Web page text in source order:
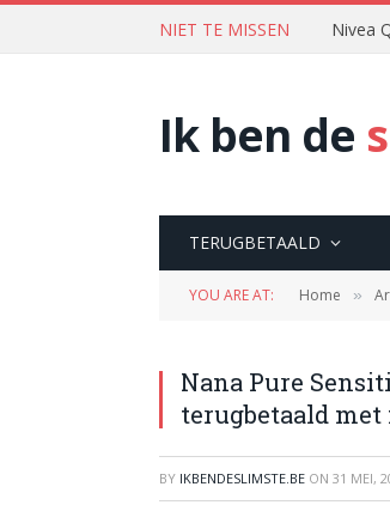
NIET TE MISSEN Nivea
Ik ben de
TERUGBETAALD
YOU ARE AT: Home »
Nana Pure
terugbetaald met
BY IKBENDESLIMSTE.BE ON 31 MEI,